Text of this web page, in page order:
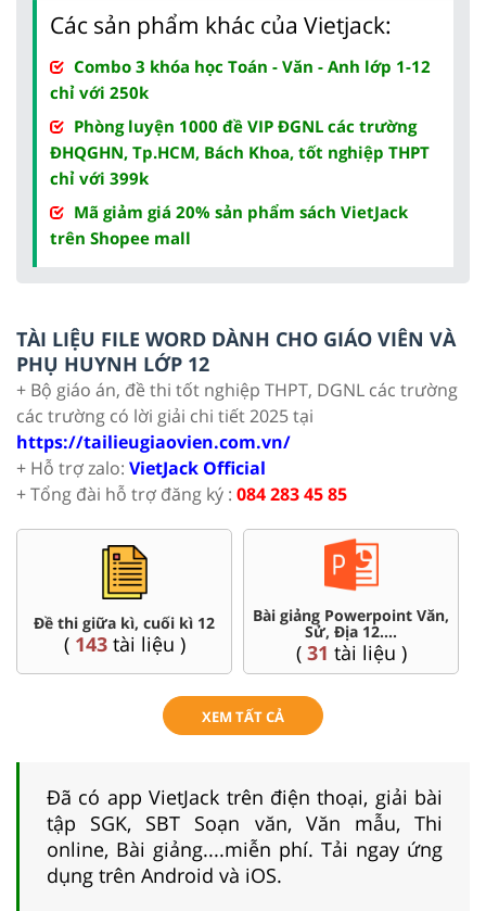
Các sản phẩm khác của Vietjack:
Combo 3 khóa học Toán - Văn - Anh lớp 1-12
chỉ với 250k
Phòng luyện 1000 đề VIP ĐGNL các trường
ĐHQGHN, Tp.HCM, Bách Khoa, tốt nghiệp THPT
chỉ với 399k
Mã giảm giá 20% sản phẩm sách VietJack
trên Shopee mall
TÀI LIỆU FILE WORD DÀNH CHO GIÁO VIÊN VÀ
PHỤ HUYNH LỚP 12
+ Bộ giáo án, đề thi tốt nghiệp THPT, DGNL các trường
các trường có lời giải chi tiết 2025 tại
https://tailieugiaovien.com.vn/
+ Hỗ trợ zalo: VietJack Official
+ Tổng đài hỗ trợ đăng ký : 084 283 45 85
Đề thi giữa kì, cuối kì 12
( 143tài liệu )
Bài giảng Powerpoint Văn,
Sử, Địa 12....
( 31 tài liệu )
XEM TẤT CẢ
Đã có app VietJack trên điện thoại, giải bài
tập SGK, SBT Soạn văn, Văn mẫu, Thi
online, Bài giảng....miễn phí. Tải ngay ứng
dụng trên Android và iOS.